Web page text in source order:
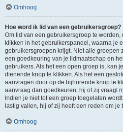
Omhoog
Hoe word ik lid van een gebruikersgroep?
Om lid van een gebruikersgroep te
klikken in het gebruikerspaneel, waarna je
gebruikersgroepen krijgt. Niet alle groepen
een goedkeuring van je lidmaatschap en
gebruikers. Als het een open groep is, kan
dienende knop te klikken. Als het een
aanvragen door op de bijhorende knop te
aanvraag dan goedkeuren, hij of zij vraagt
Indien je niet tot een groep toegelaten
lastig vallen, hij of zij heeft een reden om je
Omhoog